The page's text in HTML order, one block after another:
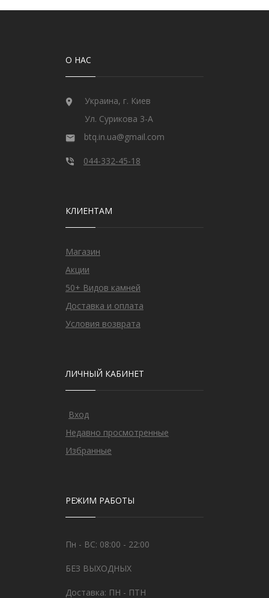
О НАС
Украина, г. Киев
Ул. Сурикова 3-А
btq.in.ua@gmail.com
044-332-45-18
КЛИЕНТАМ
Магазин
Акции
50+ Видов камней
Доставка и оплата
Условия возврата
ЛИЧНЫЙ КАБИНЕТ
Вход
Недавно просмотренные
Избранные
РЕЖИМ РАБОТЫ
Пн - ВС: 08:00 - 22:00
БЕЗ ВЫХОДНЫХ
Доставка: ПН - ПТН